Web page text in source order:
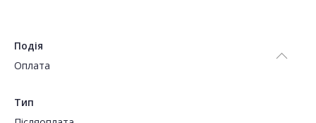
Подія
Оплата
Тип